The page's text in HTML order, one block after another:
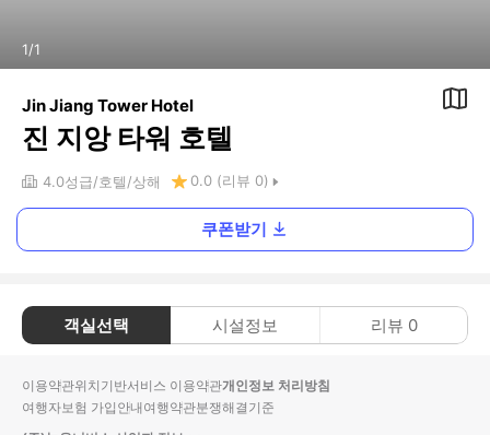
1/1
Jin Jiang Tower Hotel
진 지앙 타워 호텔
4.0성급 호텔 상해 0.0 (리뷰 0)
쿠폰받기
객실선택 시설정보 리뷰 0
이용약관위치기반서비스 이용약관개인정보 처리방침
여행자보험 가입안내여행약관분쟁해결기준